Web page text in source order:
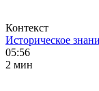
Контекст
Историческое
05:56
2 мин